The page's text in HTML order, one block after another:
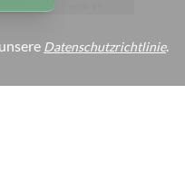
Datenschutzrichtlinie.